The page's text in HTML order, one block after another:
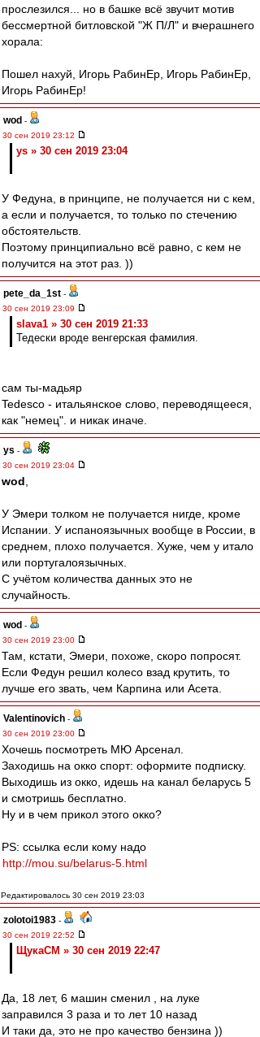
прослезился... но в башке всё звучит мотив
бессмертной битловской "Ж П/Л" и вчерашнего
хорала:
Пошел нахуй, Игорь РабинЕр, Игорь РабинЕр,
Игорь РабинЕр!
wod -
30 сен 2019 23:12
ys » 30 сен 2019 23:04
У Федуна, в принципе, не получается ни с кем,
а если и получается, то только по стечению
обстоятельств.
Поэтому принципиально всё равно, с кем не
получится на этот раз. ))
pete_da_1st -
30 сен 2019 23:09
slava1 » 30 сен 2019 21:33
Тедески вроде венгерская фамилия.
сам ты-мадьяр
Tedesco - итальянское слово, переводящееся,
как "немец". и никак иначе.
ys -
30 сен 2019 23:04
wod
У Эмери толком не получается нигде, кроме
Испании. У испаноязычных вообще в России, в
среднем, плохо получается. Хуже, чем у итало
или португалоязычных.
С учётом количества данных это не
случайность.
wod -
30 сен 2019 23:00
Там, кстати, Эмери, похоже, скоро попросят.
Если Федун решил колесо взад крутить, то
лучше его звать, чем Карпина или Асета.
Valentinovich -
30 сен 2019 23:00
Хочешь посмотреть МЮ Арсенал.
Заходишь на окко спорт: оформите подписку.
Выходишь из окко, идешь на канал беларусь 5
и смотришь бесплатно.
Ну и в чем прикол этого окко?
PS: ссылка если кому надо
http://mou.su/belarus-5.html
Редактировалось 30 сен 2019 23:03
zolotoi1983 -
30 сен 2019 22:52
ЩукаСМ » 30 сен 2019 22:47
Да, 18 лет, 6 машин сменил , на луке
заправился 3 раза и то лет 10 назад
И таки да, это не про качество бензина ))